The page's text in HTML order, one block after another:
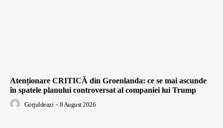
Atenționare CRITICĂ din Groenlanda: ce se mai ascunde
în spatele planului controversat al companiei lui Trump
Gorjuldeazi - 8 August 2026